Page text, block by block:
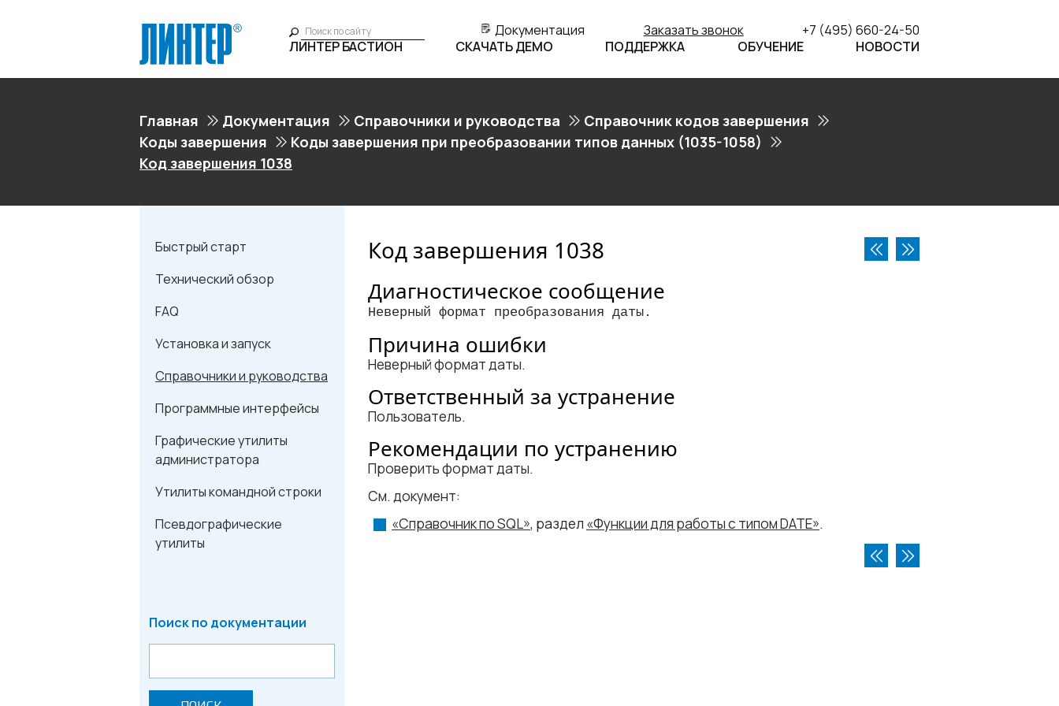
Документация Заказать звонок
+7 (495) 660-24-50
ЛИНТЕР БАСТИОН
СКАЧАТЬ ДЕМО ПОДДЕРЖКА ОБУЧЕНИЕ НОВОСТИ
Главная Документация Справочники и руководства
Справочник кодов завершения
Коды завершения
Коды завершения при преобразовании типов данных (1035-1058)
Код завершения 1038
Быстрый старт
Технический обзор
FAQ
Установка и запуск
Справочники и руководства
Программные интерфейсы
Графические утилиты
администратора
Утилиты командной строки
Псевдографические
утилиты
Поиск по документации
Код завершения 1038
Диагностическое сообщение
Неверный формат преобразования даты.
Причина ошибки
Неверный формат даты.
Ответственный за устранение
Пользователь.
Рекомендации по устранению
Проверить формат даты.
См. документ:
«Справочник по SQL», раздел «Функции для работы с типом DATE».